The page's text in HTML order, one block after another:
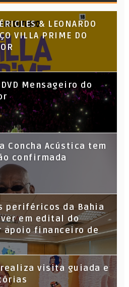
& LEONARDO
VILLA PRIME DO
Mensageiro do
Concha Acústica tem
confirmada
periféricos da Bahia
em edital do
apoio financeiro de
realiza visita guiada e